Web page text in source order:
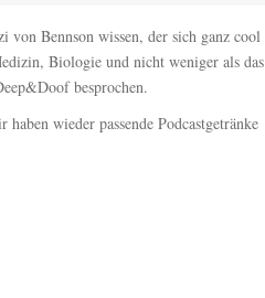
Bennson wissen, der sich ganz cool
Biologie und nicht weniger als das
besprochen.
wieder passende Podcastgetränke